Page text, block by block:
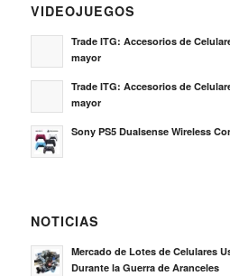
VIDEOJUEGOS
Trade ITG: Accesorios de
mayor
Trade ITG: Accesorios de
mayor
Sony PS5 Dualsense Wireless
NOTICIAS
Mercado de Lotes de Celulares
Durante la Guerra de Aranceles